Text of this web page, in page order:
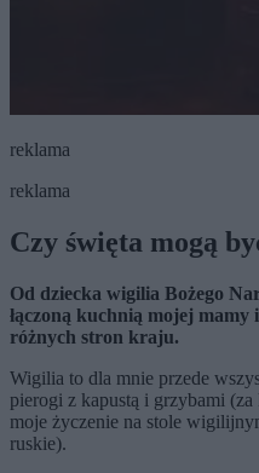
reklama
reklama
Czy święta mogą
Od dziecka wigilia Bożego
łączoną kuchnią mojej
różnych stron kraju.
Wigilia to dla mnie przede
pierogi z kapustą i grzybami
moje życzenie na stole
ruskie).